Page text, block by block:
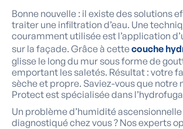
Bonne nouvelle : il existe des solutions
traiter une infiltration d’eau. Une
couramment utilisée est l’application
sur la façade. Grâce à cettecouche
glisse le long du mur sous forme de
emportant les saletés. Résultat : votre
sèche et propre. Saviez-vous que notre
Protect est spécialisée dans
Un problème d’humidité
diagnostiqué chez vous ? Nos experts